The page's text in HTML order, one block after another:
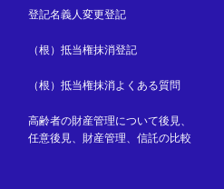
登記名義人変更登記
（根）抵当権抹消登記
（根）抵当権抹消よくある質問
高齢者の財産管理について後見、
任意後見、財産管理、信託の比較